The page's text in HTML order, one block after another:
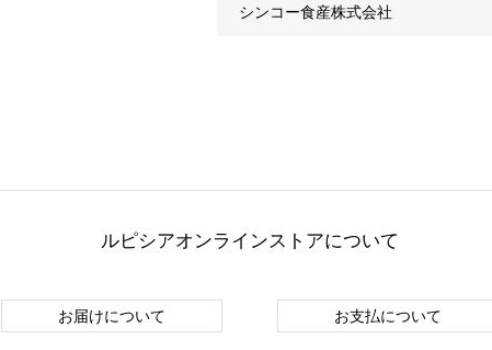
シンコー食産株式会社
ルピシアオンラインストアについて
お届けについて お支払について